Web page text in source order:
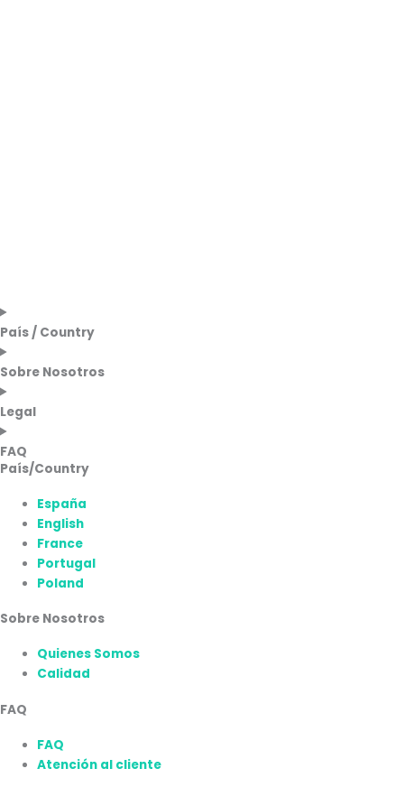
País / Country
Sobre Nosotros
Legal
FAQ
País/Country
España
English
France
Portugal
Poland
Sobre Nosotros
Quienes Somos
Calidad
FAQ
FAQ
Atención al cliente